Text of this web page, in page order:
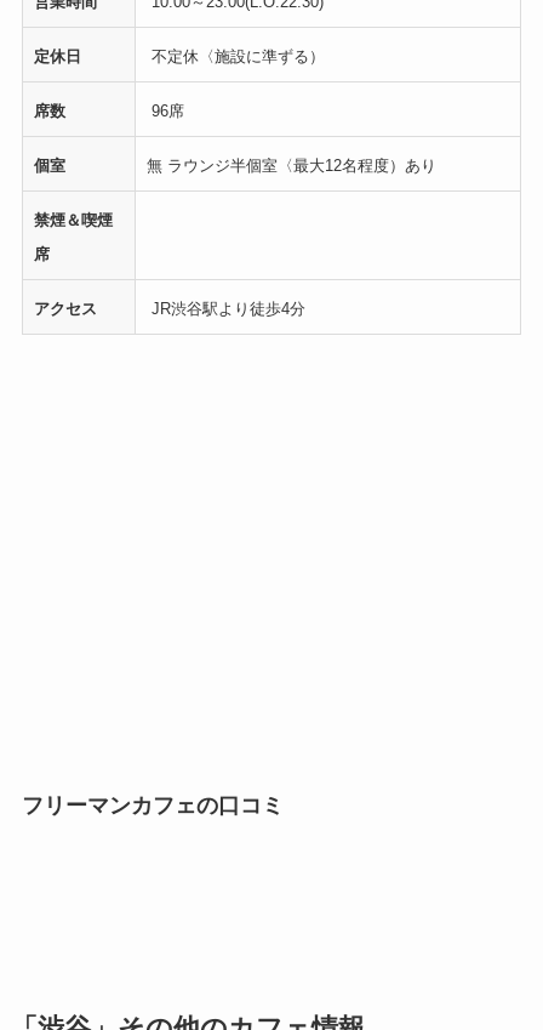
定休日 不定休〈施設に準ずる）
席数 96席
個室 無 ラウンジ半個室〈最大12名程度）あり
禁煙＆喫煙
席
アクセス JR渋谷駅より徒歩4分
フリーマンカフェの口コミ